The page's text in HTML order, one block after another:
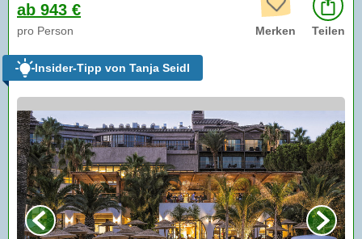
ab 943 €
pro Person Merken Teilen
Insider-Tipp von Tanja Seidl